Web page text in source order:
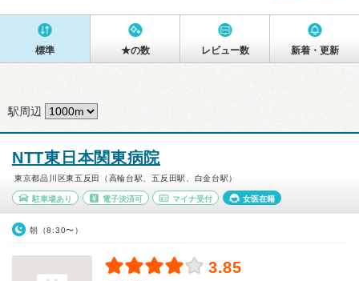
標準 ★の数 レビュー数 新着・更新
駅周辺
NTT東日本関東病院
東京都品川区東五反田（高輪台駅、五反田駅、白金台駅）
駐車場あり 電子決済可 マイナ受付 女医在籍
朝（8:30〜）
3.85